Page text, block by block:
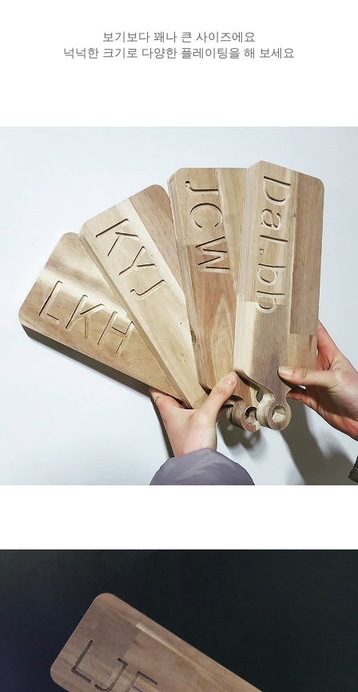
보기보다 꽤나 큰 사이즈에요
넉넉한 크기로 다양한 플레이팅을 해 보세요